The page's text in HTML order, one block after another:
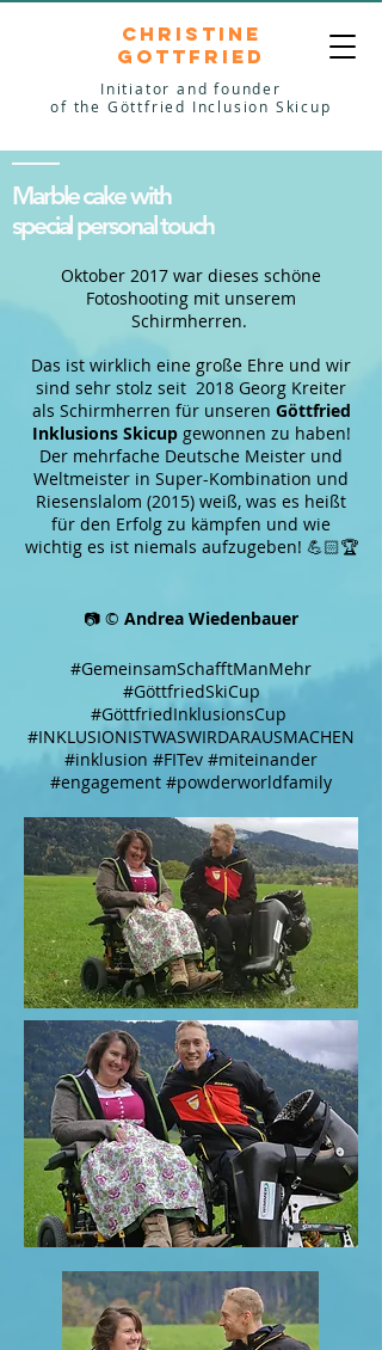
Christine
Gottfried
Initiator and founder
of the Göttfried Inclusion Skicup
Marble cake with
special personal touch
Oktober 2017 war dieses schöne
Fotoshooting mit unserem
Schirmherren.
Das ist wirklich eine große Ehre und wir
sind sehr stolz seit 2018 Georg Kreiter
als Schirmherren für unseren Göttfried
Inklusions Skicupgewonnen zu haben!
Der mehrfache Deutsche Meister und
Weltmeister in Super-Kombination und
Riesenslalom (2015) weiß, was es heißt
für den Erfolg zu kämpfen und wie
wichtig es ist niemals aufzugeben! 💪🏻🏆
📷 © Andrea Wiedenbauer
#GemeinsamSchafftManMehr
#GöttfriedSkiCup
#GöttfriedInklusionsCup
#INKLUSIONISTWASWIRDARAUSMACHEN
#inklusion #FITev #miteinander
#engagement #powderworldfamily